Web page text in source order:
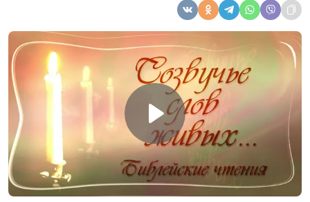
Павел призывает: побеждай зло
добром. Послание в Рим 12:9-21
Ирина
#49
Можно ли разводиться - что
говорит Христос?. Евангелие по
Матфею 19:2-12
Ирина
Кириченко
#48
Искушения Христа: как отвечать
дьяволу. Евангелие по Матфею
4:1-11
Ирина
Кириченко
#47
Рождение Христа. Евангелие по
Матфею 1:18-25
Ирина
Кириченко
#46